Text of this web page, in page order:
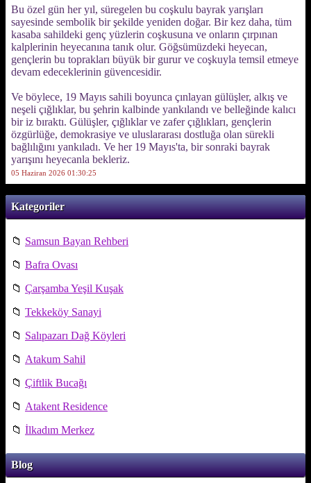
Kategoriler
📁 Samsun Bayan Rehberi
📁 Bafra Ovası
📁 Çarşamba Yeşil Kuşak
📁 Tekkeköy Sanayi
📁 Salıpazarı Dağ Köyleri
📁 Atakum Sahil
📁 Çiftlik Bucağı
📁 Atakent Residence
📁 İlkadım Merkez
Blog
Bu özel gün her yıl, süregelen bu coşkulu bayrak yarışları
sayesinde sembolik bir şekilde yeniden doğar. Bir kez daha, tüm
kasaba sahildeki genç yüzlerin coşkusuna ve onların çırpınan
kalplerinin heyecanına tanık olur. Göğsümüzdeki heyecan,
gençlerin bu toprakları büyük bir gurur ve coşkuyla temsil etmeye
devam edeceklerinin güvencesidir.
Ve böylece, 19 Mayıs sahili boyunca çınlayan gülüşler, alkış ve
neşeli çığlıklar, bu şehrin kalbinde yankılandı ve belleğinde kalıcı
bir iz bıraktı. Gülüşler, çığlıklar ve zafer çığlıkları, gençlerin
özgürlüğe, demokrasiye ve uluslararası dostluğa olan sürekli
bağlılığını yankıladı. Ve her 19 Mayıs'ta, bir sonraki bayrak
yarışını heyecanla bekleriz.
05 Haziran 2026 01:30:25